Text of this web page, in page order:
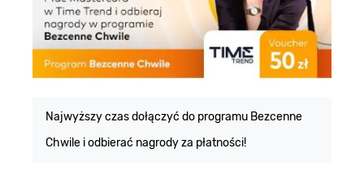
Najwyższy czas dołączyć do programu Bezcenne
Chwile i odbierać nagrody za płatności!